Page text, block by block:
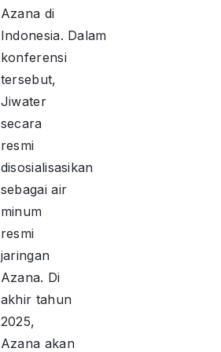
Azana di
Indonesia. Dalam
konferensi
tersebut,
Jiwater
secara
resmi
disosialisasikan
sebagai air
minum
resmi
jaringan
Azana. Di
akhir tahun
2025,
Azana akan